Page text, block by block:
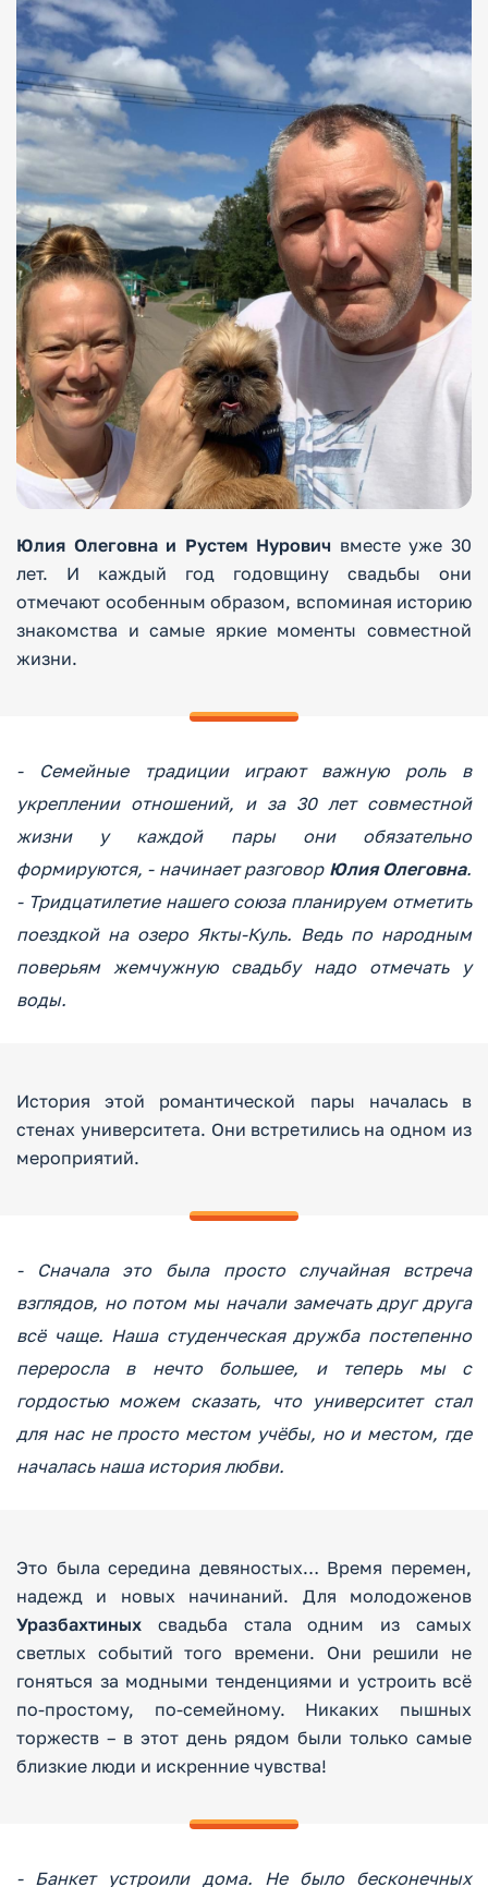
Юлия Олеговна и Рустем Нурович вместе уже 30
лет. И каждый год годовщину свадьбы они
отмечают особенным образом, вспоминая историю
знакомства и самые яркие моменты совместной
жизни.
- Семейные традиции играют важную роль в
укреплении отношений, и за 30 лет совместной
жизни у каждой пары они обязательно
формируются, - начинает разговор Юлия Олеговна.
- Тридцатилетие нашего союза планируем отметить
поездкой на озеро Якты-Куль. Ведь по народным
поверьям жемчужную свадьбу надо отмечать у
воды.
История этой романтической пары началась в
стенах университета. Они встретились на одном из
мероприятий.
- Сначала это была просто случайная встреча
взглядов, но потом мы начали замечать друг друга
всё чаще. Наша студенческая дружба постепенно
переросла в нечто большее, и теперь мы с
гордостью можем сказать, что университет стал
для нас не просто местом учёбы, но и местом, где
началась наша история любви.
Это была середина девяностых… Время перемен,
надежд и новых начинаний. Для молодоженов
Уразбахтиных свадьба стала одним из самых
светлых событий того времени. Они решили не
гоняться за модными тенденциями и устроить всё
по-простому, по-семейному. Никаких пышных
торжеств – в этот день рядом были только самые
близкие люди и искренние чувства!
- Банкет устроили дома. Не было бесконечных